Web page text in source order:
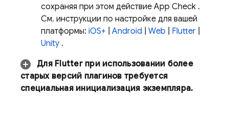
сохраняя при этом действие App Check .
См. инструкции по настройке для вашей
платформы: iOS+ Android Web Flutter
Unity .
Для Flutter при использовании более
старых версий плагинов требуется
специальная инициализация экземпляра.